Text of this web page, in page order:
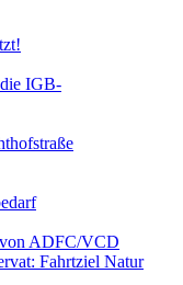
IGB-
ADFC/VCD
Fahrtziel Natur